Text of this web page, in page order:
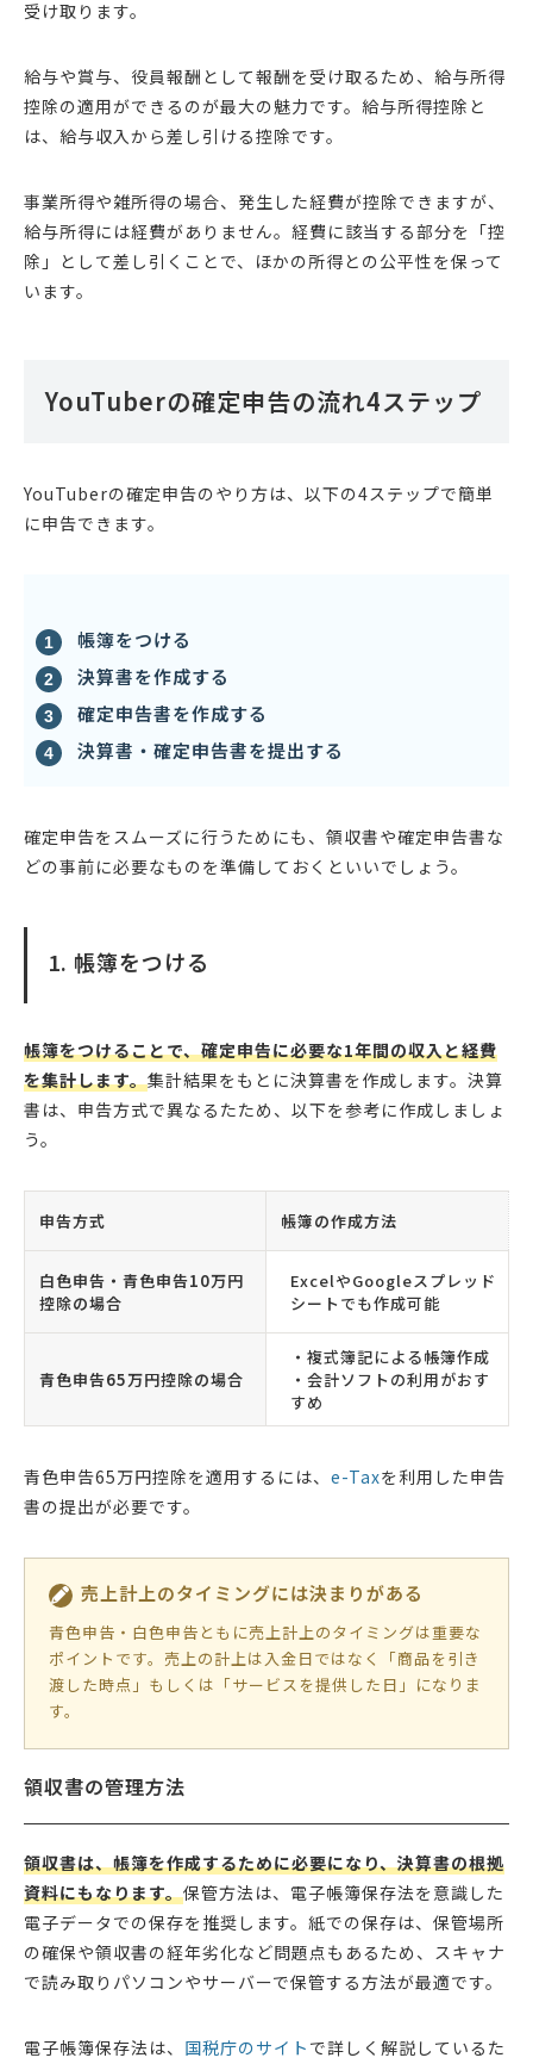
受け取ります。
給与や賞与、役員報酬として報酬を受け取るため、給与所得
控除の適用ができるのが最大の魅力です。給与所得控除と
は、給与収入から差し引ける控除です。
事業所得や雑所得の場合、発生した経費が控除できますが、
給与所得には経費がありません。経費に該当する部分を「控
除」として差し引くことで、ほかの所得との公平性を保って
います。
YouTuberの確定申告の流れ4ステップ
YouTuberの確定申告のやり方は、以下の4ステップで簡単
に申告できます。
帳簿をつける
決算書を作成する
確定申告書を作成する
決算書・確定申告書を提出する
確定申告をスムーズに行うためにも、領収書や確定申告書な
どの事前に必要なものを準備しておくといいでしょう。
1. 帳簿をつける
帳簿をつけることで、確定申告に必要な1年間の収入と経費
を集計します。集計結果をもとに決算書を作成します。決算
書は、申告方式で異なるたため、以下を参考に作成しましょ
う。
申告方式 帳簿の作成方法
白色申告・青色申告10万円
控除の場合
ExcelやGoogleスプレッド
シートでも作成可能
青色申告65万円控除の場合
・複式簿記による帳簿作成
・会計ソフトの利用がおす
すめ
青色申告65万円控除を適用するには、 e-Taxを利用した申告
書の提出が必要です。
売上計上のタイミングには決まりがある
青色申告・白色申告ともに売上計上のタイミングは重要な
ポイントです。売上の計上は入金日ではなく「商品を引き
渡した時点」もしくは「サービスを提供した日」になりま
す。
領収書の管理方法
領収書は、帳簿を作成するために必要になり、決算書の根拠
資料にもなります。保管方法は、電子帳簿保存法を意識した
電子データでの保存を推奨します。紙での保存は、保管場所
の確保や領収書の経年劣化など問題点もあるため、スキャナ
で読み取りパソコンやサーバーで保管する方法が最適です。
電子帳簿保存法は、 国税庁のサイト で詳しく解説しているた